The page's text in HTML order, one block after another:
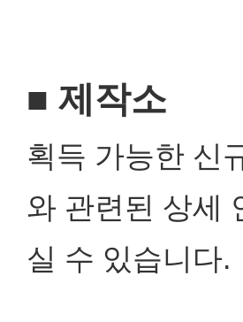
■ 제작소
획득 가능한 신
와 관련된 상세
실 수 있습니다.